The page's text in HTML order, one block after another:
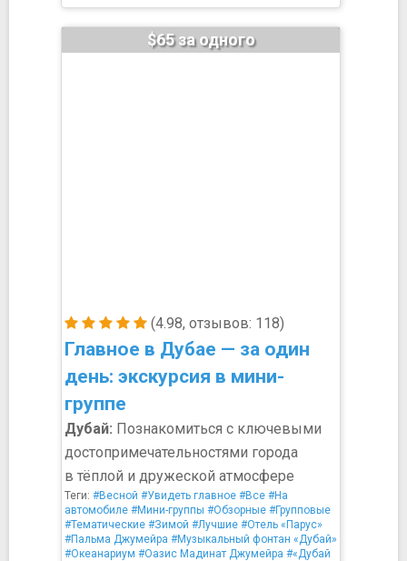
(4.98, отзывов: 118)
Главное в Дубае — за один
день: экскурсия в мини-
группе
$65 за одного
Дубай: Познакомиться с ключевыми
достопримечательностями города
в тёплой и дружеской атмосфере
Теги: #Весной #Увидеть главное #Все #На
автомобиле #Мини-группы #Обзорные #Групповые
#Тематические #Зимой #Лучшие #Отель «Парус»
#Пальма Джумейра #Музыкальный фонтан «Дубай»
#Океанариум #Оазис Мадинат Джумейра #«Дубай